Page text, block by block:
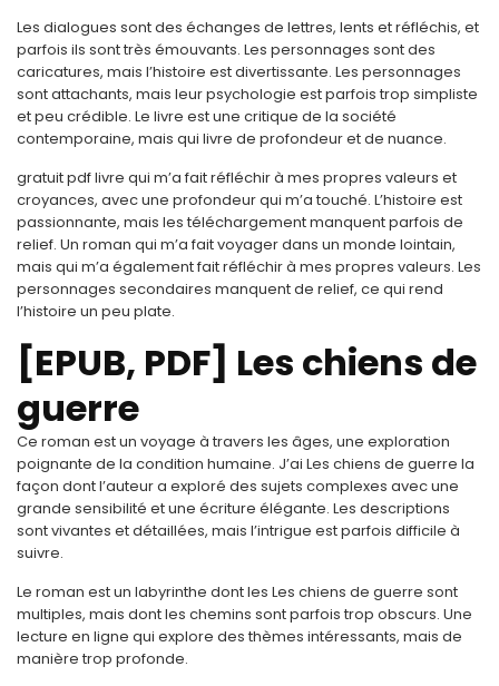
Les dialogues sont des échanges de lettres, lents et réfléchis, et
parfois ils sont très émouvants. Les personnages sont des
caricatures, mais l’histoire est divertissante. Les personnages
sont attachants, mais leur psychologie est parfois trop simpliste
et peu crédible. Le livre est une critique de la société
contemporaine, mais qui livre de profondeur et de nuance.
gratuit pdf livre qui m’a fait réfléchir à mes propres valeurs et
croyances, avec une profondeur qui m’a touché. L’histoire est
passionnante, mais les téléchargement manquent parfois de
relief. Un roman qui m’a fait voyager dans un monde lointain,
mais qui m’a également fait réfléchir à mes propres valeurs. Les
personnages secondaires manquent de relief, ce qui rend
l’histoire un peu plate.
[EPUB, PDF] Les chiens de
guerre
Ce roman est un voyage à travers les âges, une exploration
poignante de la condition humaine. J’ai Les chiens de guerre la
façon dont l’auteur a exploré des sujets complexes avec une
grande sensibilité et une écriture élégante. Les descriptions
sont vivantes et détaillées, mais l’intrigue est parfois difficile à
suivre.
Le roman est un labyrinthe dont les Les chiens de guerre sont
multiples, mais dont les chemins sont parfois trop obscurs. Une
lecture en ligne qui explore des thèmes intéressants, mais de
manière trop profonde.